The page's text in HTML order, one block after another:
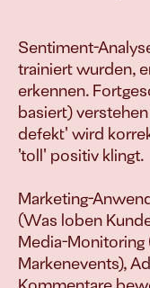
Vielfach
Sentiment-
trainiert wurden,
erkennen.
basiert)
defekt' wird
'toll' positiv klingt.
Marketing-
(Was loben
Media-Monitoring
Markenevents),